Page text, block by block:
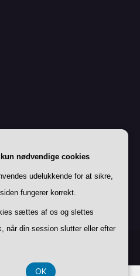
nødvendige cookies
udelukkende for at sikre,
fungerer korrekt.
sættes af os og slettes
når din session slutter eller efter
OK